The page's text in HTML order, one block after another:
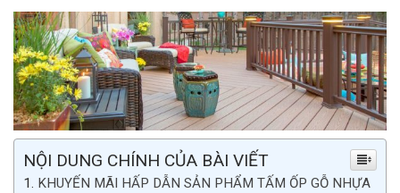
NỘI DUNG CHÍNH CỦA BÀI VIẾT
KHUYẾN MÃI HẤP DẪN SẢN PHẨM TẤM ỐP GỖ NHỰA